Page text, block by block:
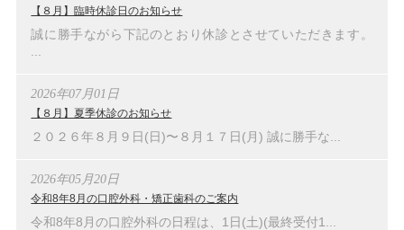
【８月】臨時休診日のお知らせ
誠に勝手ながら下記のとおり休診とさせていただきます。
2026年07月01日
【８月】夏季休診のお知らせ
２０２６年８月９日(日)〜８月１７日(月) 誠に勝手な...
2026年05月20日
令和8年8月の口腔外科・矯正歯科のご案内
令和8年8月の口腔外科の日程は、1日(土)(最終受付1...